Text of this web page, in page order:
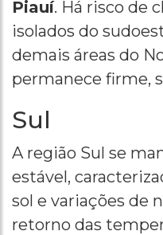
Piauí. Há risco de
isolados do
demais áreas do
permanece firme,
Sul
A região Sul se
estável,
sol e variações de
retorno das